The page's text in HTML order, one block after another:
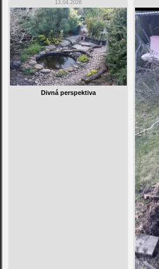
13.04.2026
Divná perspektiva